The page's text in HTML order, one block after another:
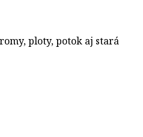
ploty, potok aj stará